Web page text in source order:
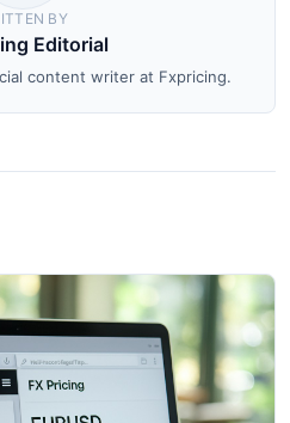
BY
Editorial
content writer at Fxpricing.